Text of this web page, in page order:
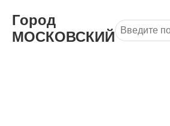
Город
МОСКОВСКИЙ